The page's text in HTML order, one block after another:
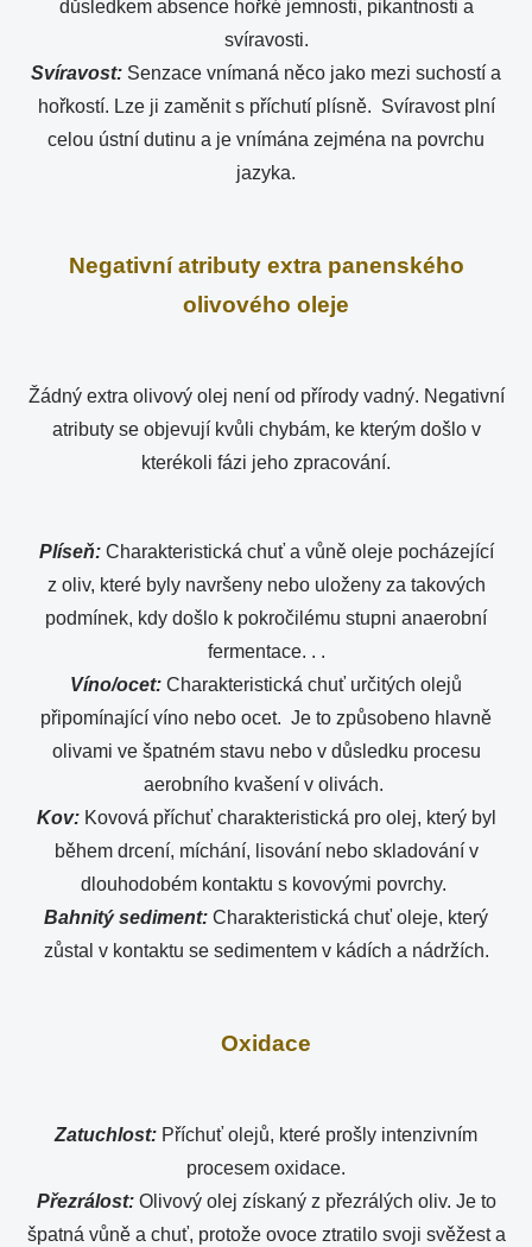
důsledkem absence hořké jemnosti, pikantnosti a
svíravosti.
Svíravost: Senzace vnímaná něco jako mezi suchostí a
hořkostí. Lze ji zaměnit s příchutí plísně. Svíravost plní
celou ústní dutinu a je vnímána zejména na povrchu
jazyka.
Negativní atributy extra panenského
olivového oleje
Žádný extra olivový olej není od přírody vadný. Negativní
atributy se objevují kvůli chybám, ke kterým došlo v
kterékoli fázi jeho zpracování.
Plíseň:Charakteristická chuť a vůně oleje pocházející
z oliv, které byly navršeny nebo uloženy za takových
podmínek, kdy došlo k pokročilému stupni anaerobní
fermentace. . .
Víno/ocet: Charakteristická chuť určitých olejů
připomínající víno nebo ocet. Je to způsobeno hlavně
olivami ve špatném stavu nebo v důsledku procesu
aerobního kvašení v olivách.
Kov:Kovová příchuť charakteristická pro olej, který byl
během drcení, míchání, lisování nebo skladování v
dlouhodobém kontaktu s kovovými povrchy.
Bahnitý sediment: Charakteristická chuť oleje, který
zůstal v kontaktu se sedimentem v kádích a nádržích.
Oxidace
Zatuchlost: Příchuť olejů, které prošly intenzivním
procesem oxidace.
Přezrálost:Olivový olej získaný z přezrálých oliv. Je to
špatná vůně a chuť, protože ovoce ztratilo svoji svěžest a